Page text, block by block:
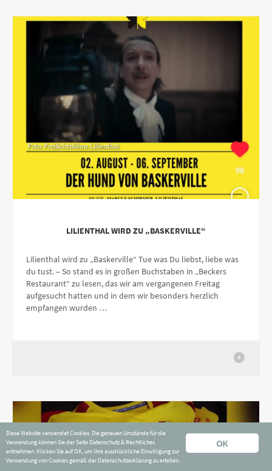
LILIENTHAL WIRD ZU „BASKERVILLE“
Lilienthal wird zu „Baskerville“ Tue was Du liebst, liebe was
du tust. – So stand es in großen Buchstaben in „Beckers
Restaurant“ zu lesen, das wir am vergangenen Freitag
aufgesucht hatten und in dem wir besonders herzlich
empfangen wurden …
OK
Diese Website verwendet Cookies. Die genauen Umstände für die
Verwendung können Sie der Seite Datenschutz & Rechtliches
entnehmen. Klicken Sie auf OK, um Ihre ausdrückliche Einwilligung zur
Verwendung von Cookies gemäß der Datenschutzerklärung zu erteilen.